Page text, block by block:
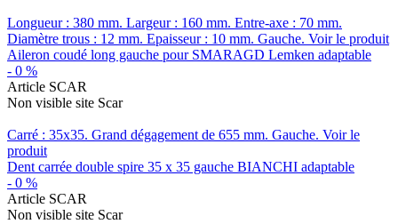
Longueur : 380 mm. Largeur : 160 mm. Entre-axe : 70 mm.
Diamètre trous : 12 mm. Epaisseur : 10 mm. Gauche. Voir le produit
Aileron coudé long gauche pour SMARAGD Lemken adaptable
- 0 %
Article SCAR
Non visible site Scar
Carré : 35x35. Grand dégagement de 655 mm. Gauche. Voir le
produit
Dent carrée double spire 35 x 35 gauche BIANCHI adaptable
- 0 %
Article SCAR
Non visible site Scar